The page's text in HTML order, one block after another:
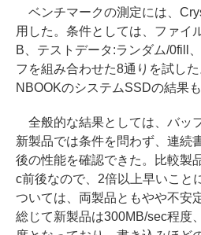
ベンチマークの測定には、
用した。条件としては、ファイ
B、テストデータ:ランダム/0fill
フを組み合わせた8通りを試し
NBOOKのシステムSSDの結果も
全般的な結果としては、バッ
新製品では条件を問わず、連続
後の性能を確認できた。比較製
c前後なので、2倍以上早いこと
ついては、両製品ともやや不安
総じて新製品は300MB/sec程度